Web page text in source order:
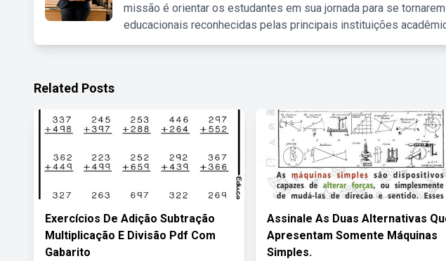
missão é orientar os estudantes em sua jornada para se
educacionais reconhecidas pelas principais instituições
Related Posts
Exercícios De Adição Subtração
Multiplicação E Divisão Pdf Com
Gabarito
Assinale As Duas Alternativas
Apresentam Somente Máquinas
Simples.